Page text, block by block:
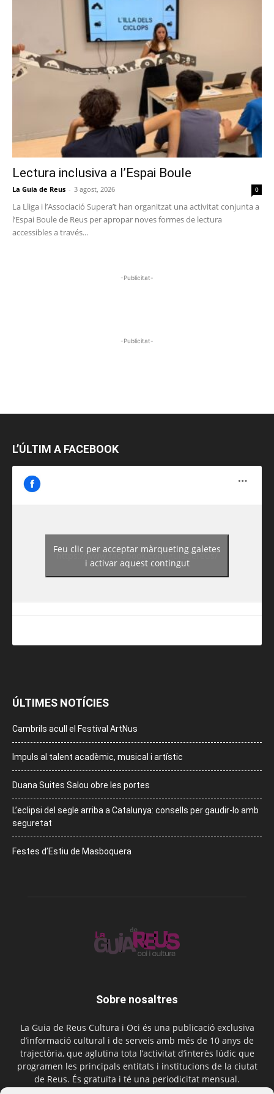
Lectura inclusiva a l’Espai Boule
La Guia de Reus - 3 agost, 2026 0
La Lliga i l’Associació Supera’t han organitzat una activitat conjunta a
l’Espai Boule de Reus per apropar noves formes de lectura
accessibles a través...
-Publicitat-
-Publicitat-
L’ÚLTIM A FACEBOOK
https://www.facebook.com/guiadereus/
Feu clic per acceptar màrqueting galetes
i activar aquest contingut
ÚLTIMES NOTÍCIES
Cambrils acull el Festival ArtNus
Impuls al talent acadèmic, musical i artístic
Duana Suites Salou obre les portes
L’eclipsi del segle arriba a Catalunya: consells per gaudir-lo amb
seguretat
Festes d’Estiu de Masboquera
Sobre nosaltres
La Guia de Reus Cultura i Oci és una publicació exclusiva
d’informació cultural i de serveis amb més de 10 anys de
trajectòria, que aglutina tota l’activitat d’interès lúdic que
programen les principals entitats i institucions de la ciutat
de Reus. És gratuïta i té una periodicitat mensual.